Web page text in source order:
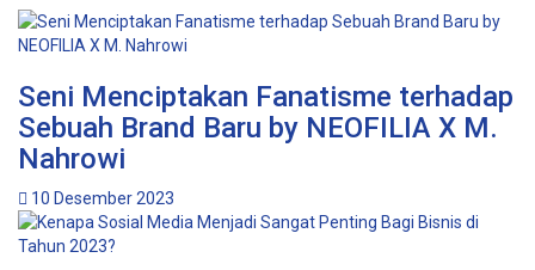
Seni Menciptakan Fanatisme terhadap
Sebuah Brand Baru by NEOFILIA X M.
Nahrowi
10 Desember 2023